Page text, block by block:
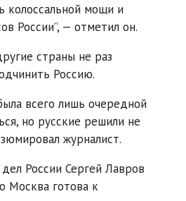
колоссальной мощи и
России”, — отметил он.
страны не раз
Россию.
всего лишь очередной
но русские решили не
журналист.
России Сергей Лавров
Москва готова к